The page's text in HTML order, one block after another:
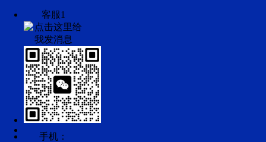
客服1
手机：